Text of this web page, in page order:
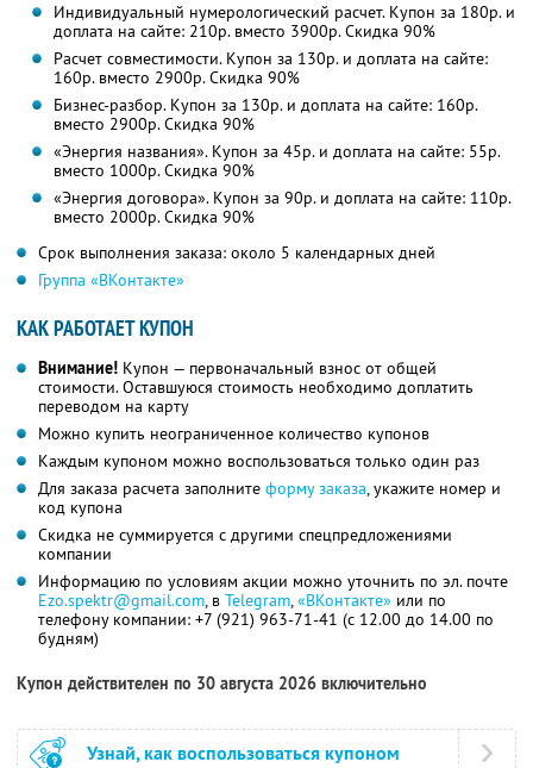
Индивидуальный нумерологический расчет. Купон за 180р. и
доплата на сайте: 210р. вместо 3900р. Скидка 90%
Расчет совместимости. Купон за 130р. и доплата на сайте:
160р. вместо 2900р. Скидка 90%
Бизнес-разбор. Купон за 130р. и доплата на сайте: 160р.
вместо 2900р. Скидка 90%
«Энергия названия». Купон за 45р. и доплата на сайте: 55р.
вместо 1000р. Скидка 90%
«Энергия договора». Купон за 90р. и доплата на сайте: 110р.
вместо 2000р. Скидка 90%
Срок выполнения заказа: около 5 календарных дней
Группа «ВКонтакте»
КАК РАБОТАЕТ КУПОН
Внимание! Купон — первоначальный взнос от общей
стоимости. Оставшуюся стоимость необходимо доплатить
переводом на карту
Можно купить неограниченное количество купонов
Каждым купоном можно воспользоваться только один раз
Для заказа расчета заполните форму заказа, укажите номер и
код купона
Скидка не суммируется с другими спецпредложениями
компании
Информацию по условиям акции можно уточнить по эл. почте
Ezo.spektr@gmail.com, в Telegram,«ВКонтакте» или по
телефону компании: +7 (921) 963-71-41 (с 12.00 до 14.00 по
будням)
Купон действителен по 30 августа 2026 включительно
Узнай, как воспользоваться купоном